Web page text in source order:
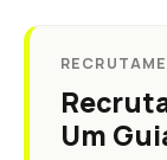
Um